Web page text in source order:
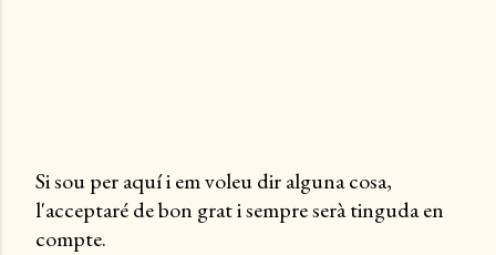
P
u
Si sou per aquí i em voleu dir alguna cosa,
l'acceptaré de bon grat i sempre serà tinguda en
compte.